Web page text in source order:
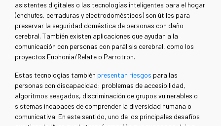
asistentes digitales o las tecnologías inteligentes para el hogar
(enchufes, cerraduras y electrodomésticos) son útiles para
preservar la seguridad doméstica de personas con daño
cerebral. También existen aplicaciones que ayudan a la
comunicación con personas con parálisis cerebral, como los
proyectos Euphonia/Relate o Parrotron.
Estas tecnologías también presentan riesgos para las
personas con discapacidad: problemas de accesibilidad,
algoritmos sesgados, discriminación de grupos vulnerables o
sistemas incapaces de comprender la diversidad humana o
comunicativa. En este sentido, uno de los principales desafíos